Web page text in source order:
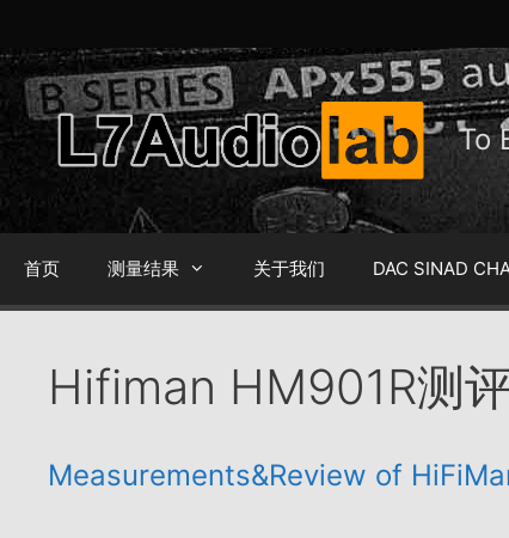
内
容
To
首页 测量结果 关于我们 DAC SINAD
Hifiman HM901R测
Measurements&Review of